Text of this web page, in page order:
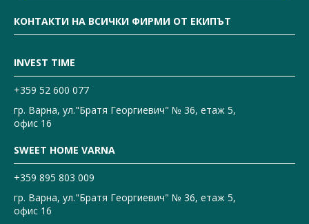
КОНТАКТИ НА ВСИЧКИ ФИРМИ ОТ ЕКИПЪТ
INVEST TIME
+359 52 600 077
гр. Варна, ул."Братя Георгиевич" № 36, етаж 5,
офис 16
SWEET HOME VARNA
+359 895 803 009
гр. Варна, ул."Братя Георгиевич" № 36, етаж 5,
офис 16